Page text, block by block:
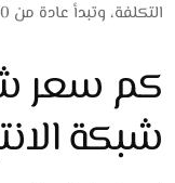
التكلفة، وتبدأ عادة من 15,000 جنيه وقد تتجاوز 50,000 جنيه.
كم سعر
شبكة